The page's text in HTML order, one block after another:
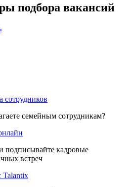
подбора вакансий
сотрудников
семейным сотрудникам?
подписывайте кадровые
встреч
Talantix